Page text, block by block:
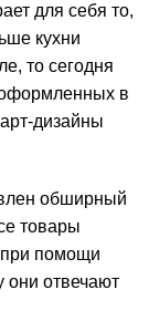
для себя то,
кухни
то сегодня
в
дизайны
обширный
товары
помощи
они отвечают